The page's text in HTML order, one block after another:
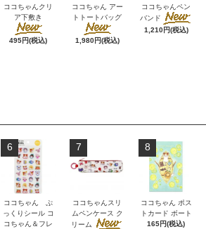
ココちゃんクリ
ア下敷き
495円(税込)
ココちゃん アー
トトートバッグ
1,980円(税込)
ココちゃんペン
バンド
1,210円(税込)
6
ココちゃん ぷ
っくりシール コ
コちゃん＆フレ
7
ココちゃんスリ
ムペンケース ク
リーム
8
ココちゃん ポス
トカード ボート
165円(税込)